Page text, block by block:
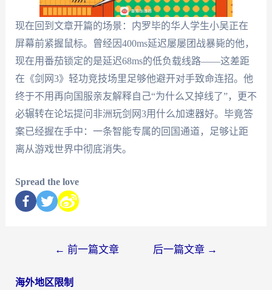
现在回到文章开篇的场景：内罗毕的华人学生小吴正在
屏幕前紧握鼠标。曾经因400ms延迟屡屡团战暴毙的他，
现在用番茄锁定的是延迟68ms的低负载线路——这差距
在《剑网3》轻功竞技场里足够他避开对手致命连招。他
终于不用再向国服亲友解释自己“为什么又掉线了”，更不
必辗转在论坛提问非洲玩剑网3用什么加速器好。毕竟答
案已经握在手中：一条智能专属的回国通道，足够让距
离从游戏世界中彻底消失。
Spread the love
← 前一篇文章 后一篇文章 →
海外地区限制